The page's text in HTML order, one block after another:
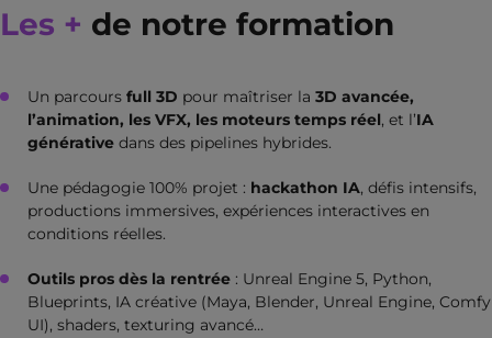
Les + de notre formation
Un parcours full 3D pour maîtriser la 3D avancée,
l’animation, les VFX, les moteurs temps réel, et l’IA
générative dans des pipelines hybrides.
Une pédagogie 100% projet : hackathon IA, défis intensifs,
productions immersives, expériences interactives en
conditions réelles.
Outils pros dès la rentrée : Unreal Engine 5, Python,
Blueprints, IA créative (Maya, Blender, Unreal Engine, Comfy
UI), shaders, texturing avancé…